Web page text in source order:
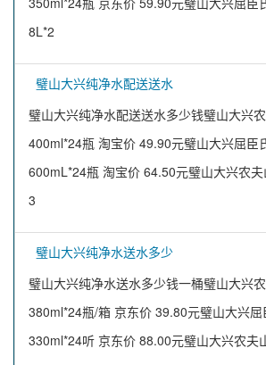
8L*2
璧山大兴纯净水配送送水
璧山大兴纯净水配送送水多少钱璧山大兴
400ml*24瓶 淘宝价 49.90元璧山大兴屈臣
600mL*24瓶 淘宝价 64.50元璧山大兴农
3
璧山大兴纯净水送水多少
璧山大兴纯净水送水多少钱一桶璧山大兴
380ml*24瓶/箱 京东价 39.80元璧山大兴
330ml*24听 京东价 88.00元璧山大兴农夫